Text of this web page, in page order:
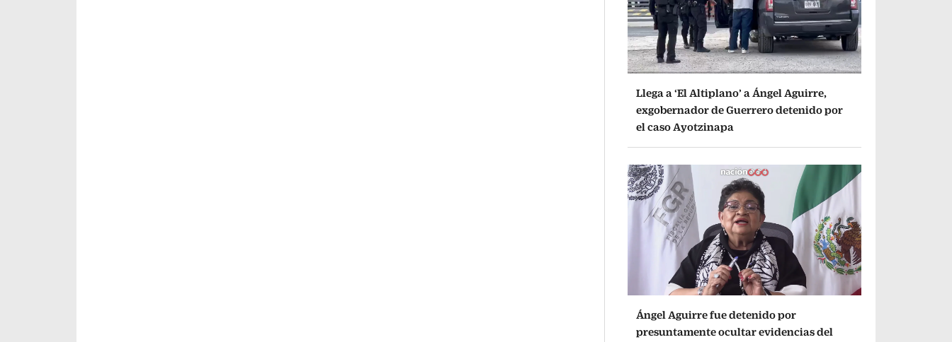
Llega a ‘El Altiplano’ a Ángel Aguirre,
exgobernador de Guerrero detenido por
el caso Ayotzinapa
Ángel Aguirre fue detenido por
presuntamente ocultar evidencias del